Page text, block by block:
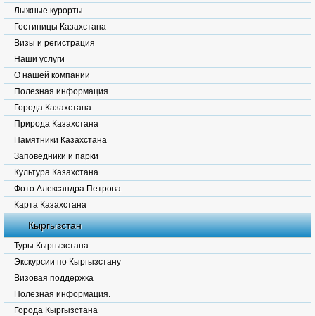
Лыжные курорты
Гостиницы Казахстана
Визы и регистрация
Наши услуги
О нашей компании
Полезная информация
Города Казахстана
Природа Казахстана
Памятники Казахстана
Заповедники и парки
Культура Казахстана
Фото Александра Петрова
Карта Казахстана
Кыргызстан
Туры Кыргызстана
Экскурсии по Кыргызстану
Визовая поддержка
Полезная информация.
Города Кыргызстана